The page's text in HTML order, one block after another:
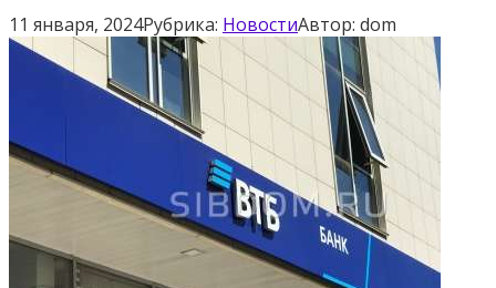
11 января, 2024Рубрика: НовостиАвтор: dom